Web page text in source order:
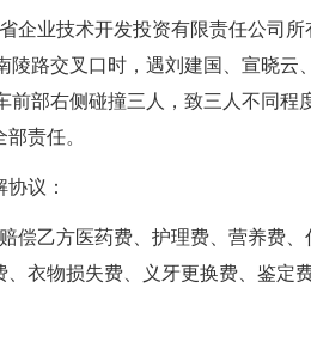
业技术开发投资有限责任公司所
路交叉口时，遇刘建国、宣晓云
前部右侧碰撞三人，致三人不同程
责任。
议：
乙方医药费、护理费、营养费、
衣物损失费、义牙更换费、鉴定